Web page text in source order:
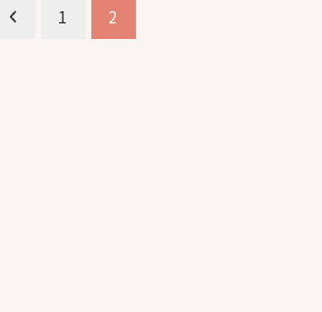
1 2